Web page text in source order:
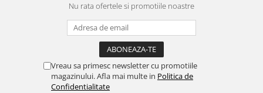
Nu rata ofertele si promotiile noastre
Vreau sa primesc newsletter cu promotiile
magazinului. Afla mai multe in Politica de
Confidentialitate